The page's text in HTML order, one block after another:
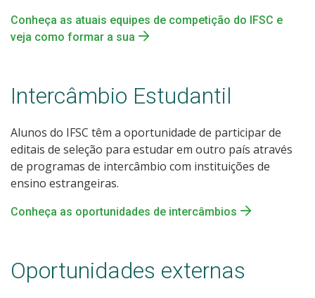
Conheça as atuais equipes de competição do IFSC e
veja como formar a sua
Intercâmbio Estudantil
Alunos do IFSC têm a oportunidade de participar de
editais de seleção para estudar em outro país através
de programas de intercâmbio com instituições de
ensino estrangeiras.
Conheça as oportunidades de intercâmbios
Oportunidades externas